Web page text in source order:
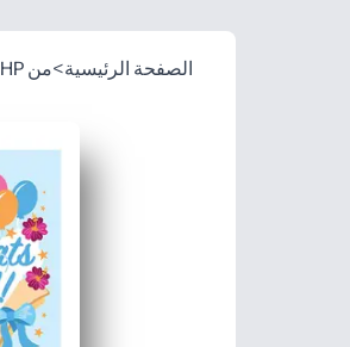
الصفحة الرئيسية>من HP